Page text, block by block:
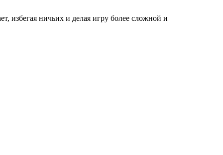
избегая ничьих и делая игру более сложной и